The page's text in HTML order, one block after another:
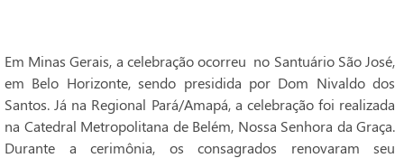
Em Minas Gerais, a celebração ocorreu no Santuário São José,
em Belo Horizonte, sendo presidida por Dom Nivaldo dos
Santos. Já na Regional Pará/Amapá, a celebração foi realizada
na Catedral Metropolitana de Belém, Nossa Senhora da Graça.
Durante a cerimônia, os consagrados renovaram seu